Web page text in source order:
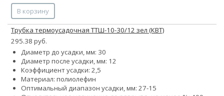
В корзину
Трубка термоусадочная ТТШ-10-30/12 зел (КВТ)
295.38 руб.
Диаметр до усадки, мм: 30
Диаметр после усадки, мм: 12
Коэффициент усадки: 2,5
Материал: полиолефин
Оптимальный диапазон усадки, мм: 27-15